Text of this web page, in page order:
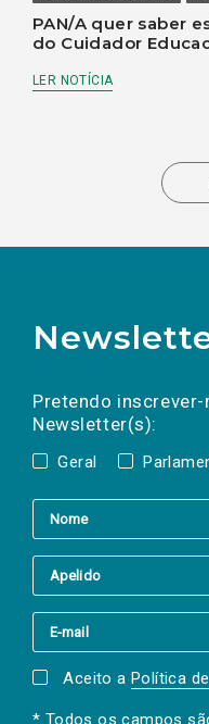
PAN/A quer saber
do Cuidador
LER NOTÍCIA
Pretendo
Newsletter(s):
Geral
a(s) newsletter(s).
mail
Aceito a Política
* Todos os campos